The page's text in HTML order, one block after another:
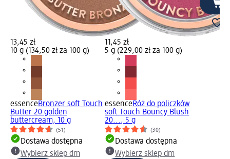
13,45 zł
10 g (134,50 zł za 100 g)
essenceBronzer soft Touch
Butter 20 golden
buttercream, 10 g
(51)
Dostawa dostępna
Wybierz sklep dm
11,45 zł
5 g (229,00 zł za 100 g)
essenceRóż do policzków
soft Touch Bouncy Blush
20..., 5 g
(30)
Dostawa dostępna
Wybierz sklep dm